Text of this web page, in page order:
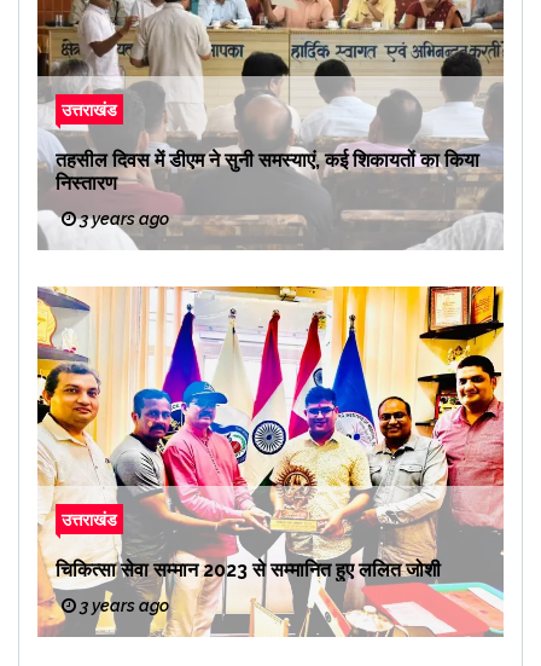
उत्तराखंड
तहसील दिवस में डीएम ने सुनी समस्याएं, कई शिकायतों का किया
निस्तारण
3 years ago
उत्तराखंड
चिकित्सा सेवा सम्मान 2023 से सम्मानित हुए ललित जोशी
3 years ago